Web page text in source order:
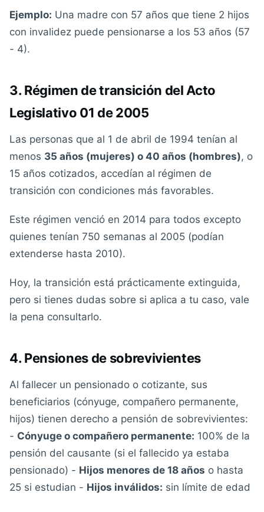
Ejemplo: Una madre con 57 años que tiene 2 hijos
con invalidez puede pensionarse a los 53 años (57
- 4).
3. Régimen de transición del Acto
Legislativo 01 de 2005
Las personas que al 1 de abril de 1994 tenían al
menos 35 años (mujeres) o 40 años (hombres), o
15 años cotizados, accedían al régimen de
transición con condiciones más favorables.
Este régimen venció en 2014 para todos excepto
quienes tenían 750 semanas al 2005 (podían
extenderse hasta 2010).
Hoy, la transición está prácticamente extinguida,
pero si tienes dudas sobre si aplica a tu caso, vale
la pena consultarlo.
4. Pensiones de sobrevivientes
Al fallecer un pensionado o cotizante, sus
beneficiarios (cónyuge, compañero permanente,
hijos) tienen derecho a pensión de sobrevivientes:
- Cónyuge o compañero permanente: 100% de la
pensión del causante (si el fallecido ya estaba
pensionado) - Hijos menores de 18 años o hasta
25 si estudian - Hijos inválidos: sin límite de edad